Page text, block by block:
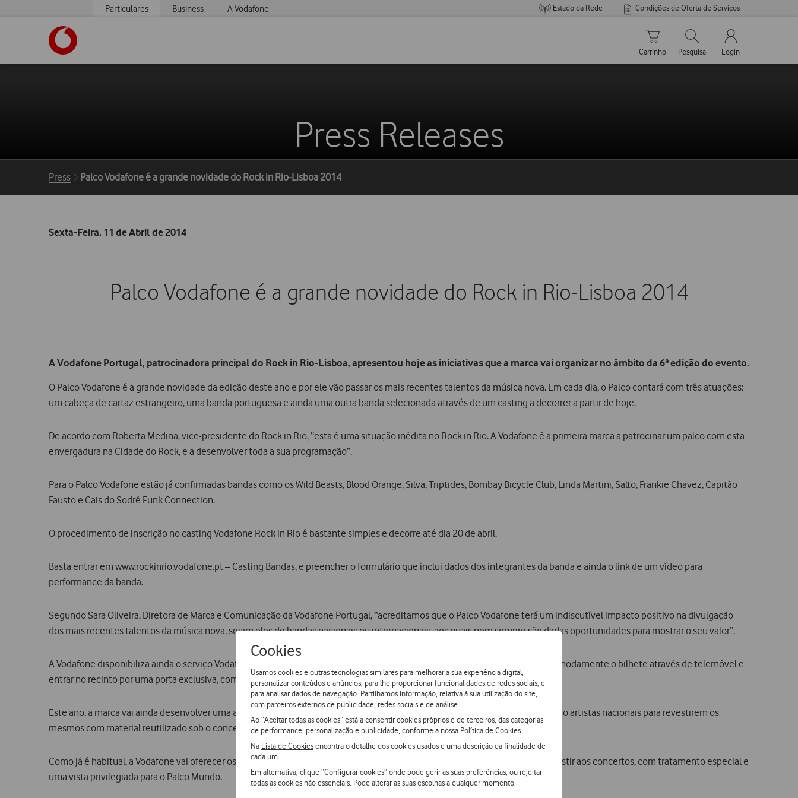
Cookies
Usamos cookies e outras tecnologias similares para melhorar a sua experiência digital,
personalizar conteúdos e anúncios, para lhe proporcionar funcionalidades de redes sociais, e
para analisar dados de navegação. Partilhamos informação, relativa à sua utilização do site,
com parceiros externos de publicidade, redes sociais e de análise.
Ao “Aceitar todas as cookies” está a consentir cookies próprios e de terceiros, das categorias
de performance, personalização e publicidade, conforme a nossa Política de Cookies
Na Lista de Cookiesencontra o detalhe dos cookies usados e uma descrição da finalidade de
cada um.
Em alternativa, clique “Configurar cookies” onde pode gerir as suas preferências, ou rejeitar
todas as cookies não essenciais. Pode alterar as suas escolhas a qualquer momento.
Particulares Business A Vodafone Estado da Rede Condições de Oferta de Serviços
Carrinho de compras
Carrinho
Pesquisar
Pesquisa
My Vodafone
Login
Press Releases
Breadcrumbs
Press Palco Vodafone é a grande novidade do Rock in Rio-Lisboa 2014
Sexta-Feira, 11 de Abril de 2014
Palco Vodafone é a grande novidade do Rock in Rio-Lisboa 2014
A Vodafone Portugal, patrocinadora principal do Rock in Rio-Lisboa, apresentou hoje as iniciativas que a marca vai organizar no âmbito da 6ª edição do evento.
O Palco Vodafone é a grande novidade da edição deste ano e por ele vão passar os mais recentes talentos da música nova. Em cada dia, o Palco contará com três atuações:
um cabeça de cartaz estrangeiro, uma banda portuguesa e ainda uma outra banda selecionada através de um casting a decorrer a partir de hoje.
De acordo com Roberta Medina, vice-presidente do Rock in Rio, “esta é uma situação inédita no Rock in Rio. A Vodafone é a primeira marca a patrocinar um palco com esta
envergadura na Cidade do Rock, e a desenvolver toda a sua programação”.
Para o Palco Vodafone estão já confirmadas bandas como os Wild Beasts, Blood Orange, Silva, Triptides, Bombay Bicycle Club, Linda Martini, Salto, Frankie Chavez, Capitão
Fausto e Cais do Sodré Funk Connection.
O procedimento de inscrição no casting Vodafone Rock in Rio é bastante simples e decorre até dia 20 de abril.
Basta entrar em www.rockinrio.vodafone.pt – Casting Bandas, e preencher o formulário que inclui dados dos integrantes da banda e ainda o link de um vídeo para
performance da banda.
Segundo Sara Oliveira, Diretora de Marca e Comunicação da Vodafone Portugal, “acreditamos que o Palco Vodafone terá um indiscutível impacto positivo na divulgação
dos mais recentes talentos da música nova, sejam eles de bandas nacionais ou internacionais, aos quais nem sempre são dadas oportunidades para mostrar o seu valor”.
A Vodafone disponibiliza ainda o serviço Vodafone m.Ticket,
disponível na app Vodafone Rock in Rio, que permite comprar comodamente o bilhete através de telemóvel e
entrar no recinto por uma porta exclusiva, com maior rapidez.
Este ano, a marca vai ainda desenvolver uma abordagem inovadora na construção dos seus espaços no Rock in Rio, convidando artistas nacionais para revestirem os
mesmos com material reutilizado sob o conceito “Vodafone Redcycle”.
Como já é habitual, a Vodafone vai oferecer os famosos sofás insufláveis, e vai voltar a ter o Best Seat
o melhor local para assistir aos concertos, com tratamento especial e
uma vista privilegiada para o Palco Mundo.